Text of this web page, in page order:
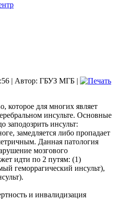
| Автор: ГБУЗ МГБ |
которое для многих являет
инсульте. Основные
заподозрить инсульт:
замедляется либо пропадает
Данная патология
мозгового
идти по 2 путям: (1)
геморрагический инсульт),
и инвалидизация